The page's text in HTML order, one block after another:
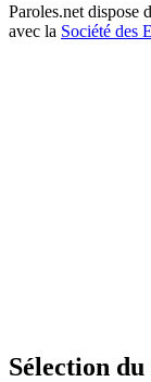
Paroles.net dispose
avec la Société des
Sélection